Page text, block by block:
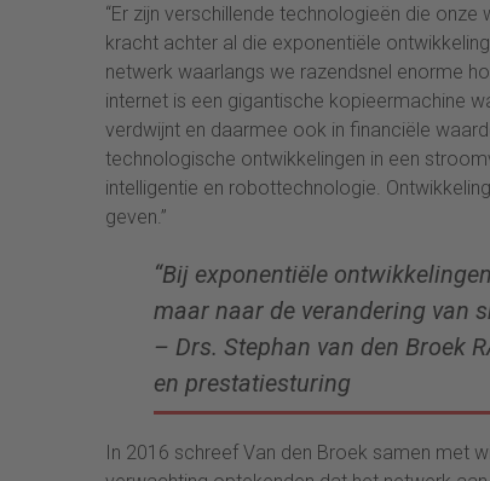
“Er zijn verschillende technologieën die
kracht achter al die exponentiële
netwerk waarlangs we razendsnel enorme
internet is een gigantische kopieermachine
verdwijnt en daarmee ook in financiële
technologische ontwikkelingen in een
intelligentie en robottechnologie.
geven.”
“Bij exponentiële
maar naar de verandering van
– Drs. Stephan van den Broek
en prestatiesturing
In 2016 schreef Van den Broek samen met